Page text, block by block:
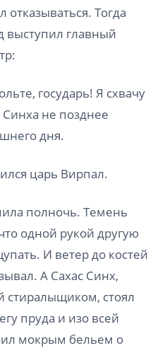
отказываться. Тогда
выступил главный
государь! Я схвачу
Синха не позднее
дня.
царь Вирпал.
полночь. Темень
одной рукой другую
И ветер до костей
А Сахас Синх,
стиралыщиком, стоял
пруда и изо всей
мокрым бельем о